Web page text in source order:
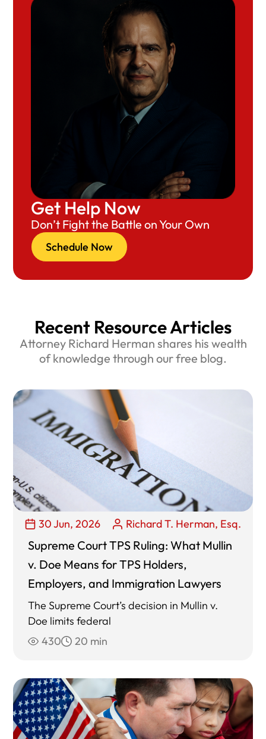
Get Help Now
Don’t Fight the Battle on Your Own
Schedule Now
Recent Resource Articles
Attorney Richard Herman shares his wealth
of knowledge through our free blog.
30 Jun, 2026 Richard T. Herman, Esq.
Supreme Court TPS Ruling: What Mullin
v. Doe Means for TPS Holders,
Employers, and Immigration Lawyers
The Supreme Court’s decision in Mullin v.
Doe limits federal
430
20 min